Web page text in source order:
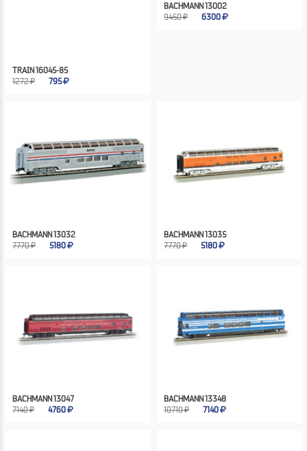
TRAIN 16045-85
1272 ₽
795
BACHMANN 13002
9450 ₽
6300
BACHMANN 13032
7770 ₽
5180
BACHMANN 13035
7770 ₽
5180
BACHMANN 13047
7140 ₽
4760
BACHMANN 13348
10710 ₽
7140